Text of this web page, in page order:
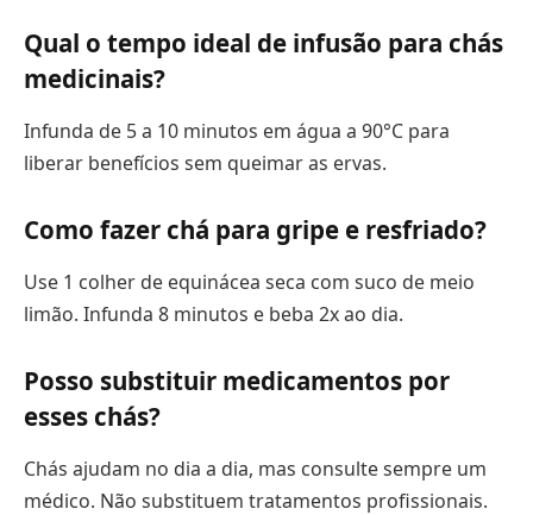
Qual o tempo ideal de infusão para chás
medicinais?
Infunda de 5 a 10 minutos em água a 90°C para
liberar benefícios sem queimar as ervas.
Como fazer chá para gripe e resfriado?
Use 1 colher de equinácea seca com suco de meio
limão. Infunda 8 minutos e beba 2x ao dia.
Posso substituir medicamentos por
esses chás?
Chás ajudam no dia a dia, mas consulte sempre um
médico. Não substituem tratamentos profissionais.